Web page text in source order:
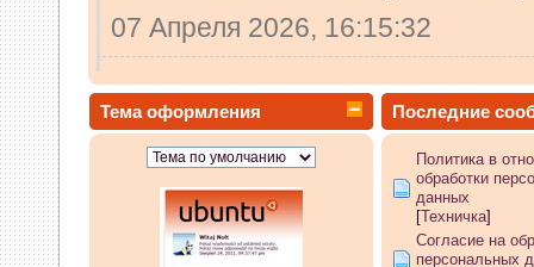
07 Апреля 2026, 16:15:32
vvm:в чем проблема
07 Апреля 2026, 13:38:32
GenKass:whookey: никак
07 Апреля 2026, 12:02:14
Тема оформления Последние
Политика в
обработки
данных
[Техничка]
Согласие на
персональных